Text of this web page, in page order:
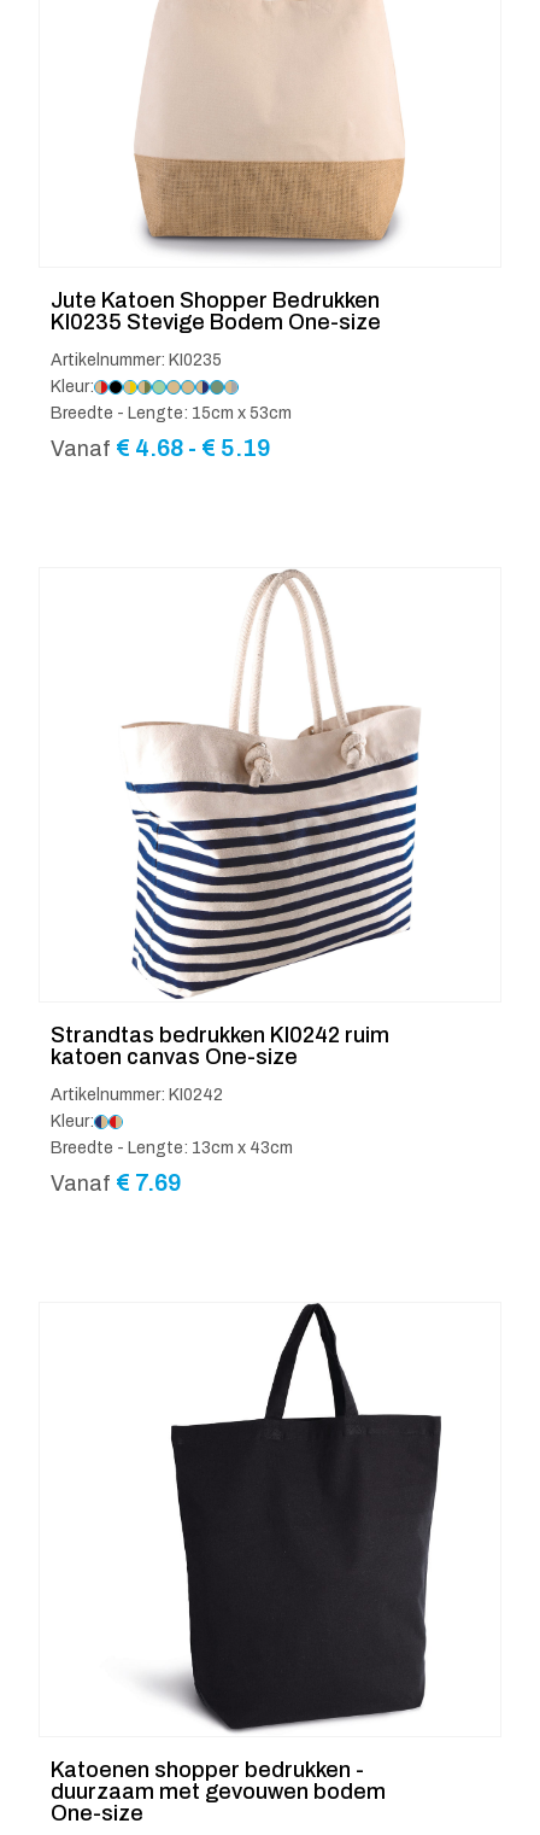
Jute Katoen Shopper Bedrukken
KI0235 Stevige Bodem One-size
Artikelnummer: KI0235
Kleur:
Breedte - Lengte: 15cm x 53cm
Vanaf € 4.68 - € 5.19
Strandtas bedrukken KI0242 ruim
katoen canvas One-size
Artikelnummer: KI0242
Kleur:
Breedte - Lengte: 13cm x 43cm
Vanaf € 7.69
Katoenen shopper bedrukken -
duurzaam met gevouwen bodem
One-size